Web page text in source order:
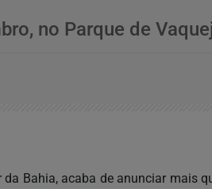
no Parque de
Bahia, acaba de anunciar mais